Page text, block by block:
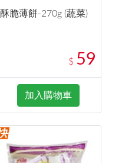
酥脆薄餅-270g (蔬菜)
$ 59
加入購物車